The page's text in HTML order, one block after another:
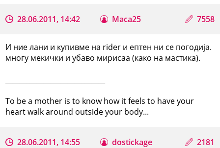
28.06.2011, 14:42 Maca25 7558
И ние лани и купивме на rider и ептен ни се погодија.
многу мекички и убаво мирисаа (како на мастика).
To be a mother is to know how it feels to have your
heart walk around outside your body...
28.06.2011, 14:55 dostickage 2181